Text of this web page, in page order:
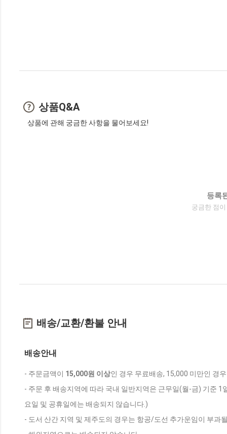
상품Q&A
상품에 관해 궁금한 사항을 물어보세요!
등록
궁금한 점
배송/교환/환불 안내
배송안내
- 주문금액이 15,000원 이상인 경우 무료배송, 15,000 미만인 경
- 주문 후 배송지역에 따라 국내 일반지역은 근무일(월-금) 기준
요일 및 공휴일에는 배송되지 않습니다.)
- 도서 산간 지역 및 제주도의 경우는 항공/도선 추가운임이 부과